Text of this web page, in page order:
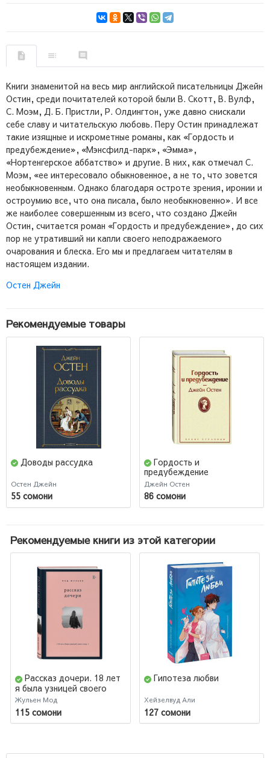
Книги знаменитой на весь мир английской писательницы Джейн
Остин, среди почитателей которой были В. Скотт, В. Вулф,
С. Моэм, Д. Б. Пристли, Р. Олдингтон, уже давно снискали
себе славу и читательскую любовь. Перу Остин принадлежат
такие изящные и искрометные романы, как «Гордость и
предубеждение», «Мэнсфилд-парк», «Эмма»,
«Нортенгерское аббатство» и другие. В них, как отмечал С.
Моэм, «ее интересовало обыкновенное, а не то, что зовется
необыкновенным. Однако благодаря остроте зрения, иронии и
остроумию все, что она писала, было необыкновенно». И все
же наиболее совершенным из всего, что создано Джейн
Остин, считается роман «Гордость и предубеждение», до сих
пор не утративший ни капли своего неподражаемого
очарования и блеска. Его мы и предлагаем читателям в
настоящем издании.
Остен Джейн
Рекомендуемые товары
Доводы рассудка
Остен Джейн
55 сомони
Гордость и
предубеждение
(Подарочное издание)
Джейн Остен
86 сомони
Рекомендуемые книги из этой категории
Рассказ дочери. 18 лет
я была узницей своего
отца
Жульен Мод
115 сомони
Гипотеза любви
Хейзелвуд Али
127 сомони